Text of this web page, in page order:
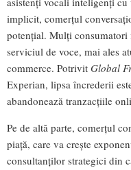
implicit, comerțul
potențial. Mulți consumatori
serviciul de voce, mai ales
commerce. Potrivit Global
Experian, lipsa încrederii
abandonează tranzacțiile
Pe de altă parte, comerțul
piață, care va crește
consultanților strategici din